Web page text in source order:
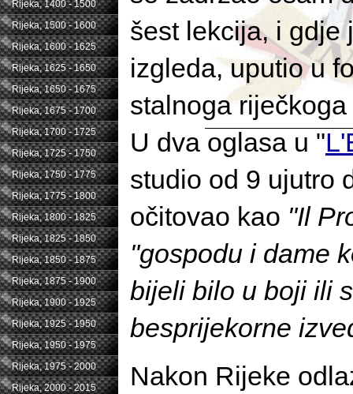
Rijeka, 1400 - 1500
Rijeka, 1500 - 1600
Rijeka, 1600 - 1625
Rijeka, 1625 - 1650
Rijeka, 1650 - 1675
Rijeka, 1675 - 1700
Rijeka, 1700 - 1725
Rijeka, 1725 - 1750
Rijeka, 1750 - 1775
Rijeka, 1775 - 1800
Rijeka, 1800 - 1825
Rijeka, 1825 - 1850
Rijeka, 1850 - 1875
Rijeka, 1875 - 1900
Rijeka, 1900 - 1925
Rijeka, 1925 - 1950
Rijeka, 1950 - 1975
Rijeka, 1975 - 2000
Rijeka, 2000 - 2015
šest lekcija, i gdje
izgleda, uputio u
stalnoga
U dva oglasa u "
studio od 9 ujutro
očitovao kao "Il
"gospodu i dame
bijeli bilo u boji ili
besprijekorne
Nakon Rijeke